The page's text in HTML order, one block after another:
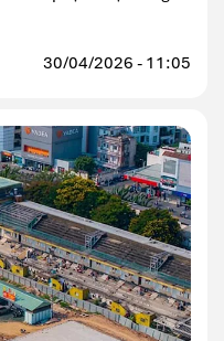
30/04/2026 - 11:05